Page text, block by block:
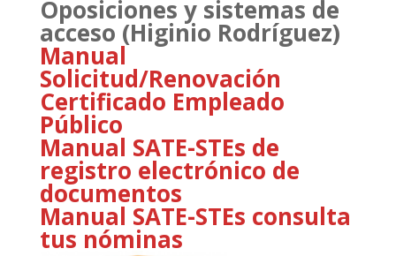
Oposiciones y sistemas de
acceso (Higinio Rodríguez)
Manual
Solicitud/Renovación
Certificado Empleado
Público
Manual SATE-STEs de
registro electrónico de
documentos
Manual SATE-STEs consulta
tus nóminas